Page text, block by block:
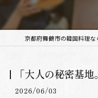
「大人の秘密基地。
2026/06/03